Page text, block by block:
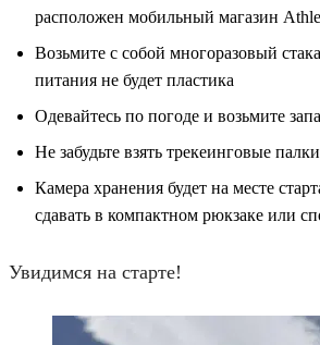
расположен мобильный магазин
Возьмите с собой многоразовый
питания не будет пластика
Одевайтесь по погоде и возьмите
Не забудьте взять трекеинговые
Камера хранения будет на месте
сдавать в компактном рюкзаке или
Увидимся на старте!